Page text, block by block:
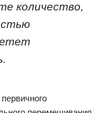
количество,